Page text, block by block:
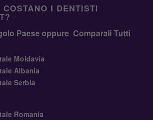
COSTANO I DENTISTI
Paese oppure Comparali Tutti
Moldavia
Albania
Serbia
Romania